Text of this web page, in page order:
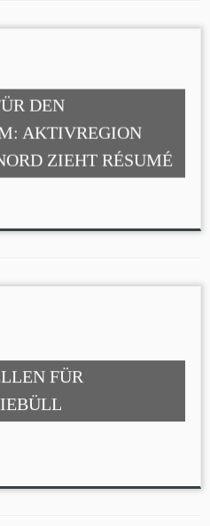
DEN
AKTIVREGION
ZIEHT RÉSUMÉ
FÜR